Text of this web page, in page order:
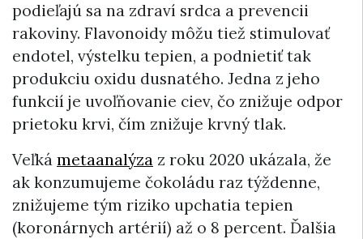
podieľajú sa na zdraví srdca a prevencii
rakoviny. Flavonoidy môžu tiež stimulovať
endotel, výstelku tepien, a podnietiť tak
produkciu oxidu dusnatého. Jedna z jeho
funkcií je uvoľňovanie ciev, čo znižuje odpor
prietoku krvi, čím znižuje krvný tlak.
Veľká metaanalýza z roku 2020 ukázala, že
ak konzumujeme čokoládu raz týždenne,
znižujeme tým riziko upchatia tepien
(koronárnych artérií) až o 8 percent. Ďalšia